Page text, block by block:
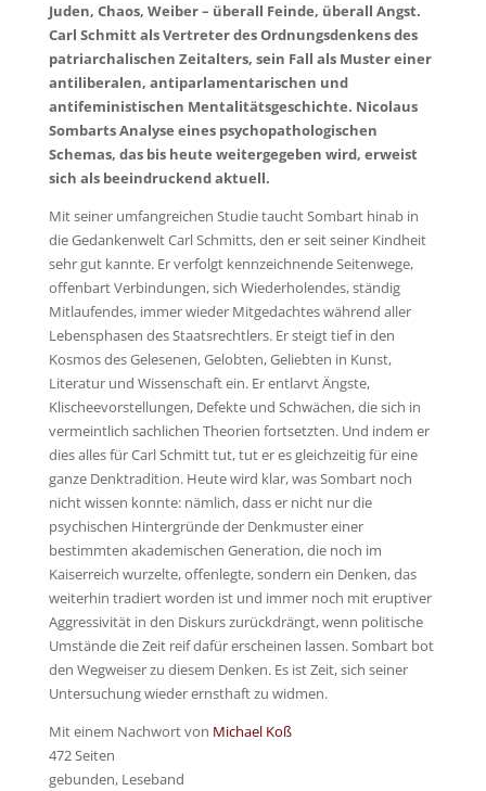
Juden, Chaos, Weiber – überall Feinde, überall Angst.
Carl Schmitt als Vertreter des Ordnungsdenkens des
patriarchalischen Zeitalters, sein Fall als Muster einer
antiliberalen, antiparlamentarischen und
antifeministischen Mentalitätsgeschichte. Nicolaus
Sombarts Analyse eines psychopathologischen
Schemas, das bis heute weitergegeben wird, erweist
sich als beeindruckend aktuell.
Mit seiner umfangreichen Studie taucht Sombart hinab in
die Gedankenwelt Carl Schmitts, den er seit seiner Kindheit
sehr gut kannte. Er verfolgt kennzeichnende Seitenwege,
offenbart Verbindungen, sich Wiederholendes, ständig
Mitlaufendes, immer wieder Mitgedachtes während aller
Lebensphasen des Staatsrechtlers. Er steigt tief in den
Kosmos des Gelesenen, Gelobten, Geliebten in Kunst,
Literatur und Wissenschaft ein. Er entlarvt Ängste,
Klischeevorstellungen, Defekte und Schwächen, die sich in
vermeintlich sachlichen Theorien fortsetzten. Und indem er
dies alles für Carl Schmitt tut, tut er es gleichzeitig für eine
ganze Denktradition. Heute wird klar, was Sombart noch
nicht wissen konnte: nämlich, dass er nicht nur die
psychischen Hintergründe der Denkmuster einer
bestimmten akademischen Generation, die noch im
Kaiserreich wurzelte, offenlegte, sondern ein Denken, das
weiterhin tradiert worden ist und immer noch mit eruptiver
Aggressivität in den Diskurs zurückdrängt, wenn politische
Umstände die Zeit reif dafür erscheinen lassen. Sombart bot
den Wegweiser zu diesem Denken. Es ist Zeit, sich seiner
Untersuchung wieder ernsthaft zu widmen.
Mit einem Nachwort von Michael Koß
472 Seiten
gebunden, Leseband